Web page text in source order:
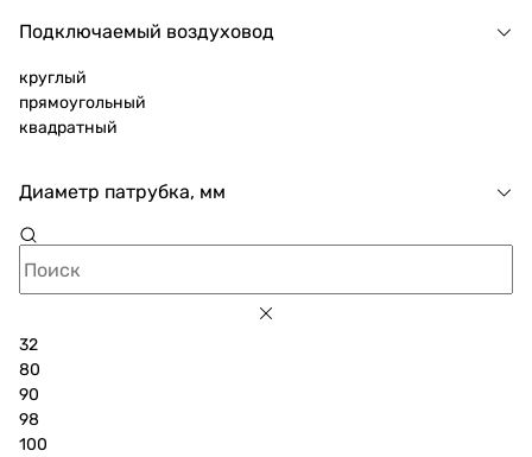
Подключаемый воздуховод
круглый
прямоугольный
квадратный
Диаметр патрубка, мм
32
80
90
98
100